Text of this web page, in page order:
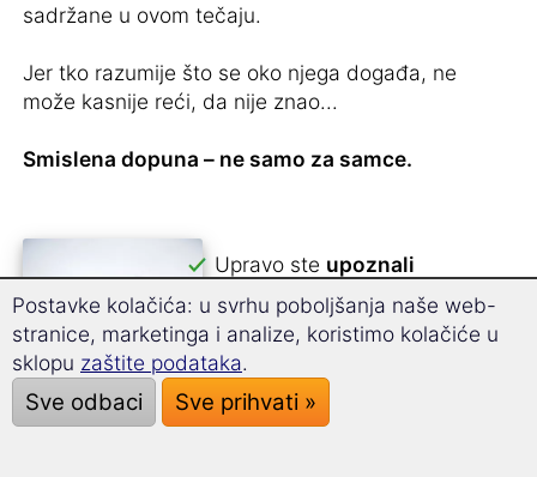
sadržane u ovom tečaju.
Jer tko razumije što se oko njega događa, ne
može kasnije reći, da nije znao...
Smislena dopuna – ne samo za samce.
Upravo ste upoznali
nekoga na norveškom
i ne
želite izgubiti kontakt?
Imate leptiriće u trbuhu, no
ne znate, kako joj/njemu
rećiputem telefona na
Postavke kolačića: u svrhu poboljšanja naše web-
stranice, marketinga i analize, koristimo kolačiće u
sklopu zaštite podataka.
Sve odbaci Sve prihvati »